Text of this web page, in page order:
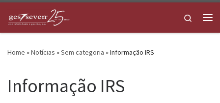
Skip to content
Search
Home »Notícias »Sem categoria »Informação IRS
Informação IRS